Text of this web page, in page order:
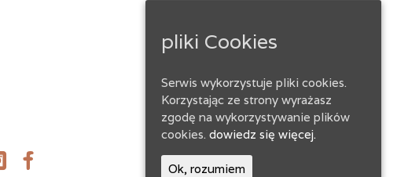
pliki Cookies
Serwis wykorzystuje pliki cookies.
Korzystając ze strony wyrażasz
zgodę na wykorzystywanie plików
cookies. dowiedz się więcej.
Ok, rozumiem